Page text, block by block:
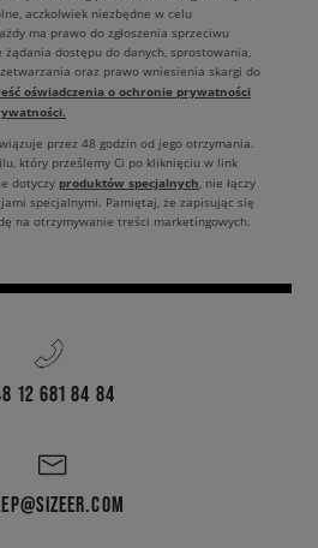
aczkolwiek niezbędne w celu
ma prawo do zgłoszenia sprzeciwu
dostępu do danych, sprostowania,
oraz prawo wniesienia skargi do
oświadczenia o ochronie prywatności
przez 48 godzin od jego otrzymania.
który prześlemy Ci po kliknięciu w link
dotyczy produktów specjalnych, nie łączy
specjalnymi. Pamiętaj, że zapisując się
na otrzymywanie treści marketingowych.
12 681 84 84